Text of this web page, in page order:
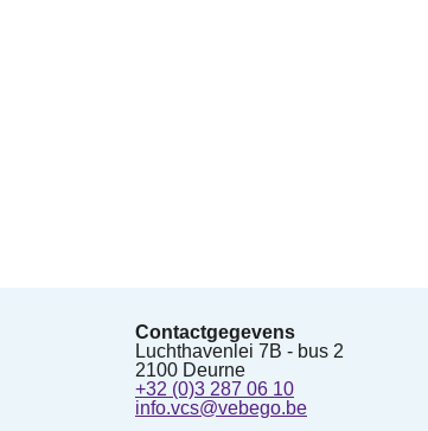
Contactgegevens
Luchthavenlei 7B - bus 2
2100 Deurne
+32 (0)3 287 06 10
info.vcs@vebego.be